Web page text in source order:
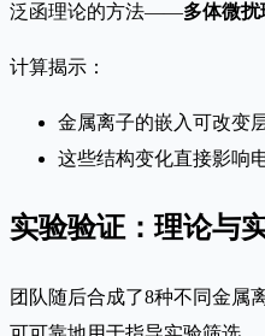
泛函理论的方法——多体微扰
计算揭示：
金属离子的嵌入可改变
这些结构变化直接影响
实验验证：理论与
团队随后合成了8种不同金属